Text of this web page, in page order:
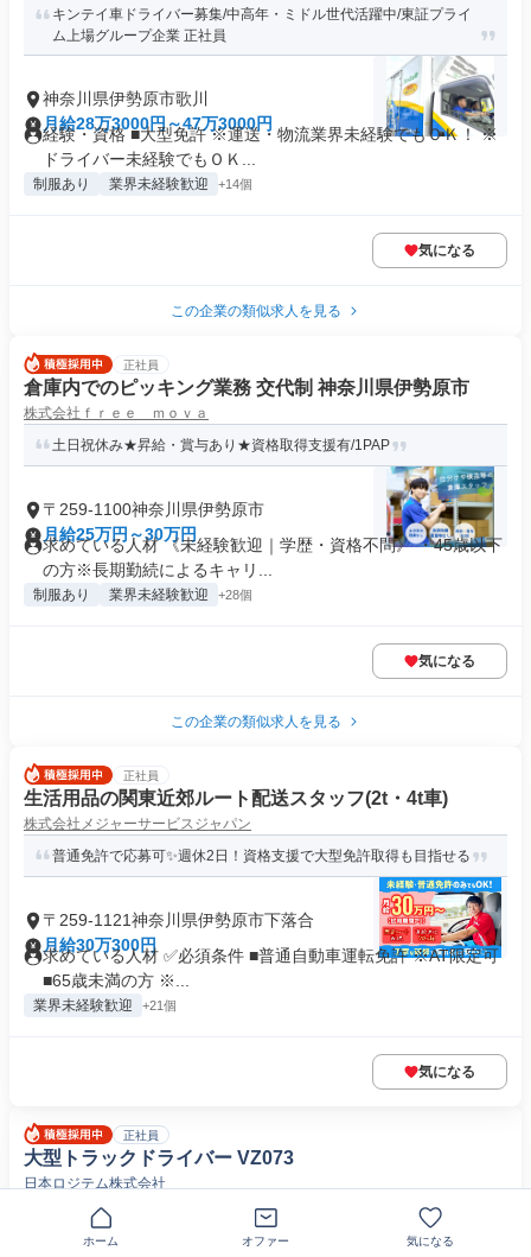
キンテイ車ドライバー募集/中高年・ミドル世代活躍中/東証プライ
ム上場グループ企業 正社員
神奈川県伊勢原市歌川
月給28万3000円～47万3000円
経験・資格 ■大型免許 ※運送・物流業界未経験でもＯＫ！ ※
ドライバー未経験でもＯＫ...
制服あり 業界未経験歓迎 +14個
気になる
この企業の類似求人を見る
正社員
倉庫内でのピッキング業務 交代制 神奈川県伊勢原市
株式会社ｆｒｅｅ ｍｏｖａ
土日祝休み★昇給・賞与あり★資格取得支援有/1PAP
〒259-1100神奈川県伊勢原市
月給25万円～30万円
求めている人材 《未経験歓迎｜学歴・資格不問》 ・45歳以下
の方※長期勤続によるキャリ...
制服あり 業界未経験歓迎 +28個
気になる
この企業の類似求人を見る
正社員
生活用品の関東近郊ルート配送スタッフ(2t・4t車)
株式会社メジャーサービスジャパン
普通免許で応募可✨週休2日！資格支援で大型免許取得も目指せる
〒259-1121神奈川県伊勢原市下落合
月給30万300円
求めている人材 ✅必須条件 ■普通自動車運転免許 ※AT限定可
■65歳未満の方 ※...
業界未経験歓迎 +21個
気になる
正社員
大型トラックドライバー VZ073
日本ロジテム株式会社
✅️ 大手通販の配送で仕事量安定✅️ 手積みほぼなし✅️ 当日帰り✅️ 月
給30万円以上可...
ホーム オファー 気になる